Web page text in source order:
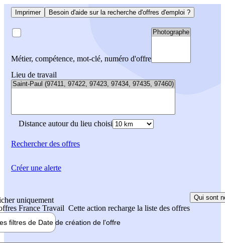
Imprimer Besoin d'aide sur la recherche d'offres d'emploi ?
Métier, compétence, mot-clé, numéro d'offre
Lieu de travail
Distance autour du lieu choisi
Rechercherdes offres
uniquement
France Travail Cette action recharge la liste des offres
Qui sont
filtres de Date de création de l'offre
Créer une alerte